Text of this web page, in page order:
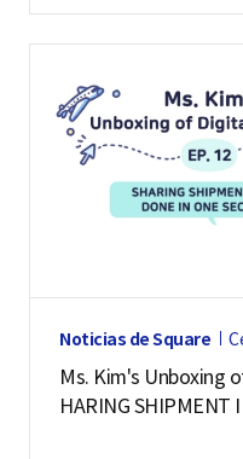
Noticias de Square
Ms. Kim's Unboxing of
HARING SHIPMENT